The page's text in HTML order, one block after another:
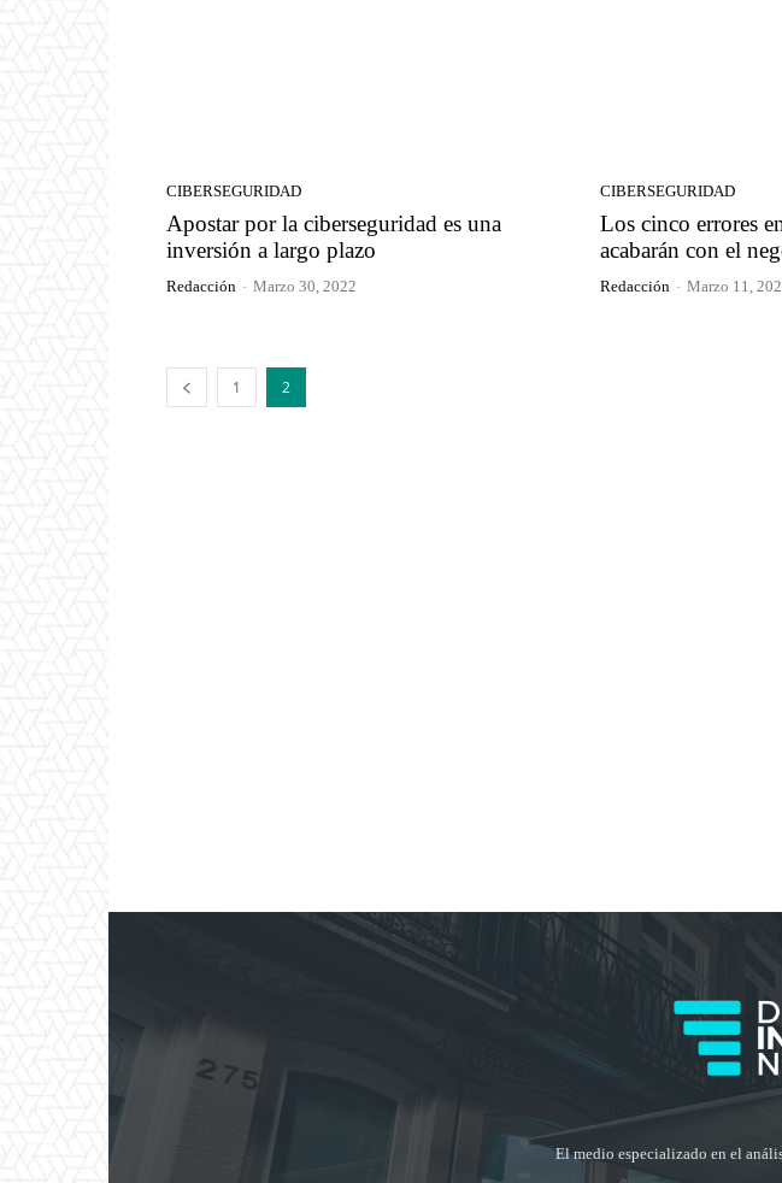
CIBERSEGURIDAD
Apostar por la ciberseguridad es una
inversión a largo plazo
Redacción - Marzo 30, 2022
CIBERSEGURIDAD
Los cinco errores
acabarán con el
Redacción - Marzo 11,
1 2
El medio especializado en el